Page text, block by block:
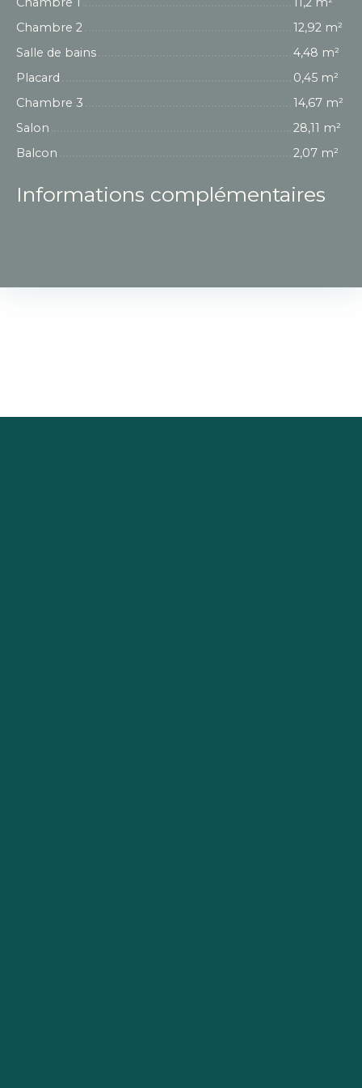
Chambre 2
12,92 m²
Salle de bains
4,48 m²
Placard
0,45 m²
Chambre 3
14,67 m²
Salon
28,11 m²
Balcon
2,07 m²
Informations complémentaires